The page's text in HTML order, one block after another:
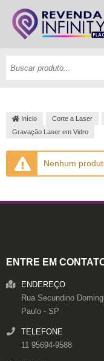
Início Corte a Laser
Gravação Laser em Vidro
Nenhum
ENTRE EM
ENDEREÇO
Rua Secundino
Paulo - SP
TELEFONE
11 95694-9588